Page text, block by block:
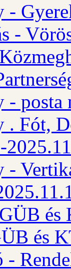
-
-
- posta
. Fót,
-
és
és